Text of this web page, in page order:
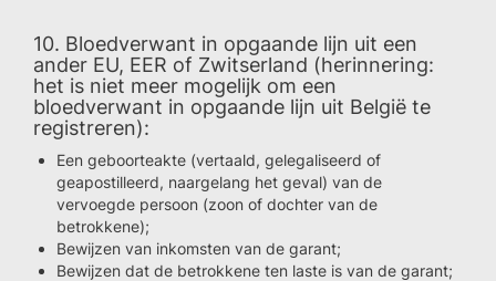
10. Bloedverwant in opgaande lijn uit een
ander EU, EER of Zwitserland (herinnering:
het is niet meer mogelijk om een
bloedverwant in opgaande lijn uit België te
registreren):
Een geboorteakte (vertaald, gelegaliseerd of
geapostilleerd, naargelang het geval) van de
vervoegde persoon (zoon of dochter van de
betrokkene);
Bewijzen van inkomsten van de garant;
Bewijzen dat de betrokkene ten laste is van de garant;